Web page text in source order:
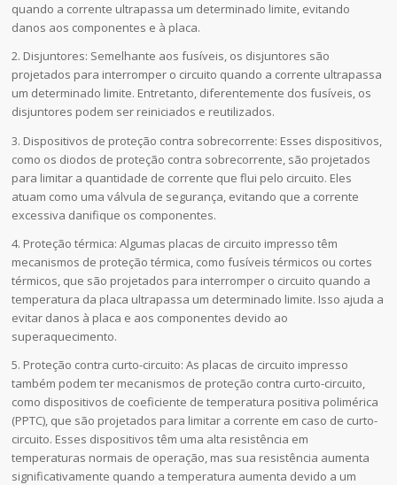
quando a corrente ultrapassa um determinado limite, evitando
danos aos componentes e à placa.
2. Disjuntores: Semelhante aos fusíveis, os disjuntores são
projetados para interromper o circuito quando a corrente ultrapassa
um determinado limite. Entretanto, diferentemente dos fusíveis, os
disjuntores podem ser reiniciados e reutilizados.
3. Dispositivos de proteção contra sobrecorrente: Esses dispositivos,
como os diodos de proteção contra sobrecorrente, são projetados
para limitar a quantidade de corrente que flui pelo circuito. Eles
atuam como uma válvula de segurança, evitando que a corrente
excessiva danifique os componentes.
4. Proteção térmica: Algumas placas de circuito impresso têm
mecanismos de proteção térmica, como fusíveis térmicos ou cortes
térmicos, que são projetados para interromper o circuito quando a
temperatura da placa ultrapassa um determinado limite. Isso ajuda a
evitar danos à placa e aos componentes devido ao
superaquecimento.
5. Proteção contra curto-circuito: As placas de circuito impresso
também podem ter mecanismos de proteção contra curto-circuito,
como dispositivos de coeficiente de temperatura positiva polimérica
(PPTC), que são projetados para limitar a corrente em caso de curto-
circuito. Esses dispositivos têm uma alta resistência em
temperaturas normais de operação, mas sua resistência aumenta
significativamente quando a temperatura aumenta devido a um